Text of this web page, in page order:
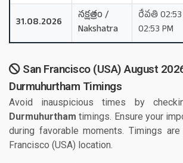
31.08.2026
నక్షత్రం /
Nakshatra
రేవతి 02:53
02:53 PM
San Francisco (USA) August
Durmuhurtham Timings
Avoid inauspicious times by
Durmuhurtham timings. Ensure your
during favorable moments. Timings
Francisco (USA) location.